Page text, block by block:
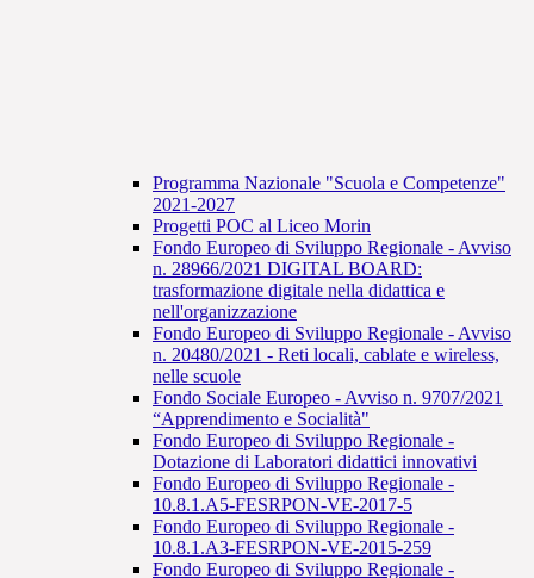
Programma Nazionale "Scuola e Competenze"
2021-2027
Progetti POC al Liceo Morin
Fondo Europeo di Sviluppo Regionale - Avviso
n. 28966/2021 DIGITAL BOARD:
trasformazione digitale nella didattica e
nell'organizzazione
Fondo Europeo di Sviluppo Regionale - Avviso
n. 20480/2021 - Reti locali, cablate e wireless,
nelle scuole
Fondo Sociale Europeo - Avviso n. 9707/2021
“Apprendimento e Socialità"
Fondo Europeo di Sviluppo Regionale -
Dotazione di Laboratori didattici innovativi
Fondo Europeo di Sviluppo Regionale -
10.8.1.A5-FESRPON-VE-2017-5
Fondo Europeo di Sviluppo Regionale -
10.8.1.A3-FESRPON-VE-2015-259
Fondo Europeo di Sviluppo Regionale -